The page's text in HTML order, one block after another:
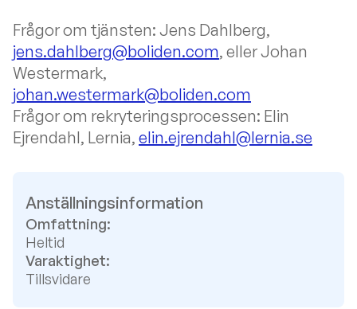
Frågor om tjänsten: Jens Dahlberg,
jens.dahlberg@boliden.com, eller Johan
Westermark,
johan.westermark@boliden.com
Frågor om rekryteringsprocessen: Elin
Ejrendahl, Lernia, elin.ejrendahl@lernia.se
Anställningsinformation
Omfattning:
Heltid
Varaktighet:
Tillsvidare